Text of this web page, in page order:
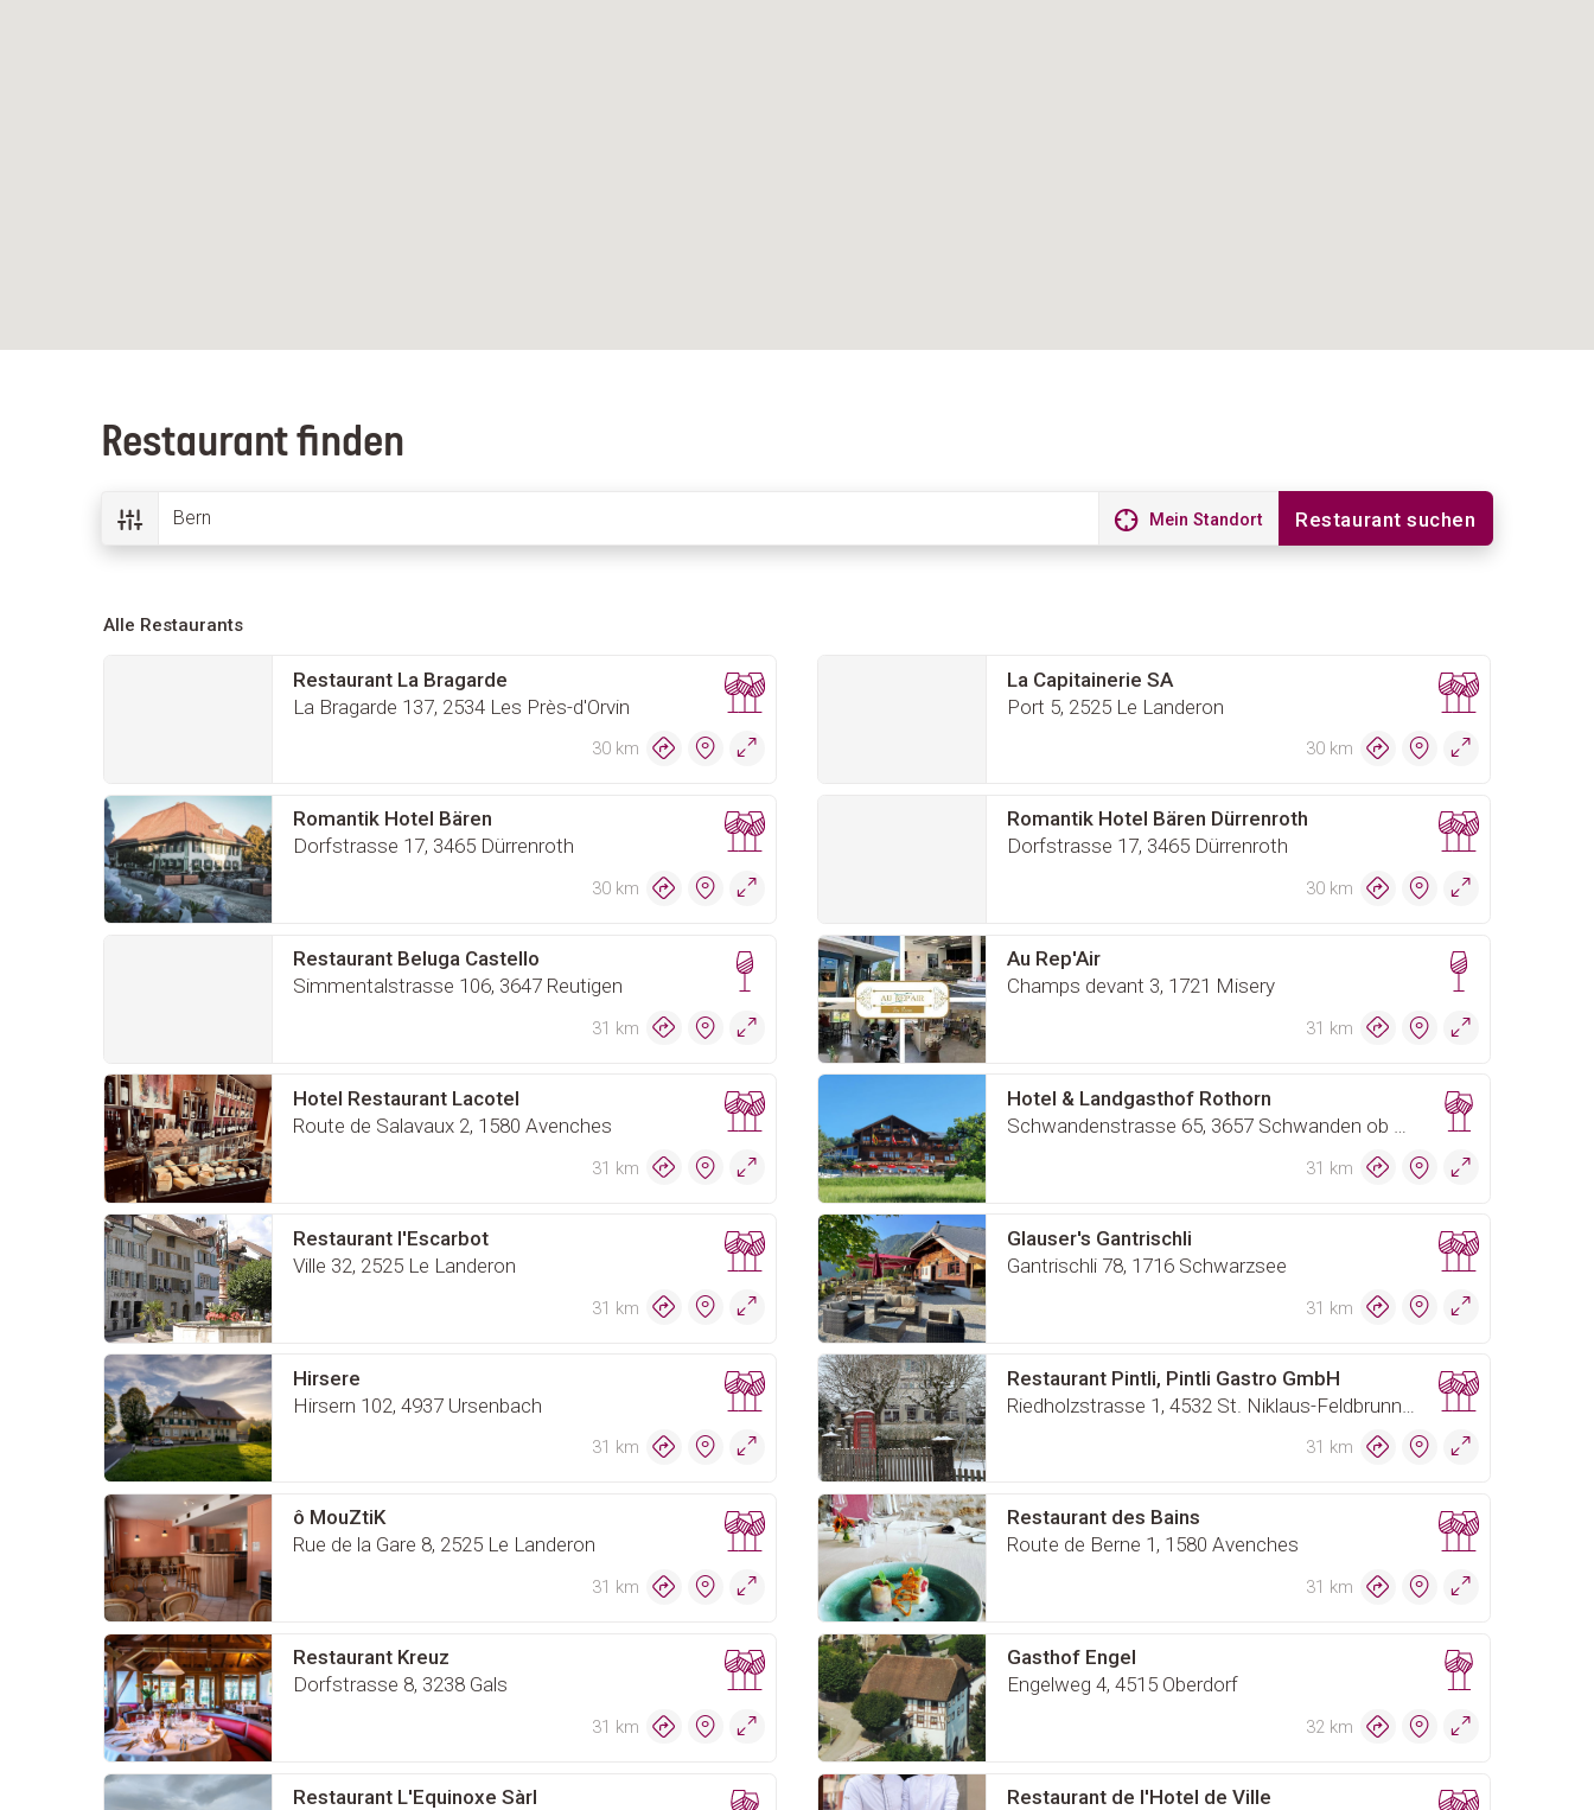
Restaurant finden
Mein Standort Restaurant suchen
Alle Restaurants
Restaurant La Bragarde
La Bragarde 137, 2534 Les Près-d'Orvin
30 km
La Capitainerie SA
Port 5, 2525 Le Landeron
30 km
Romantik Hotel Bären
Dorfstrasse 17, 3465 Dürrenroth
30 km
Romantik Hotel Bären Dürrenroth
Dorfstrasse 17, 3465 Dürrenroth
30 km
Restaurant Beluga Castello
Simmentalstrasse 106, 3647 Reutigen
31 km
Au Rep'Air
Champs devant 3, 1721 Misery
31 km
Hotel Restaurant Lacotel
Route de Salavaux 2, 1580 Avenches
31 km
Hotel & Landgasthof Rothorn
31 km
Restaurant l'Escarbot
Ville 32, 2525 Le Landeron
31 km
Glauser's Gantrischli
Gantrischli 78, 1716 Schwarzsee
31 km
Hirsere
Hirsern 102, 4937 Ursenbach
31 km
Restaurant Pintli, Pintli Gastro GmbH
31 km
ô MouZtiK
Rue de la Gare 8, 2525 Le Landeron
31 km
Restaurant des Bains
Route de Berne 1, 1580 Avenches
31 km
Restaurant Kreuz
Dorfstrasse 8, 3238 Gals
31 km
Gasthof Engel
Engelweg 4, 4515 Oberdorf
32 km
Restaurant L'Equinoxe Sàrl Restaurant de l'Hotel de Ville